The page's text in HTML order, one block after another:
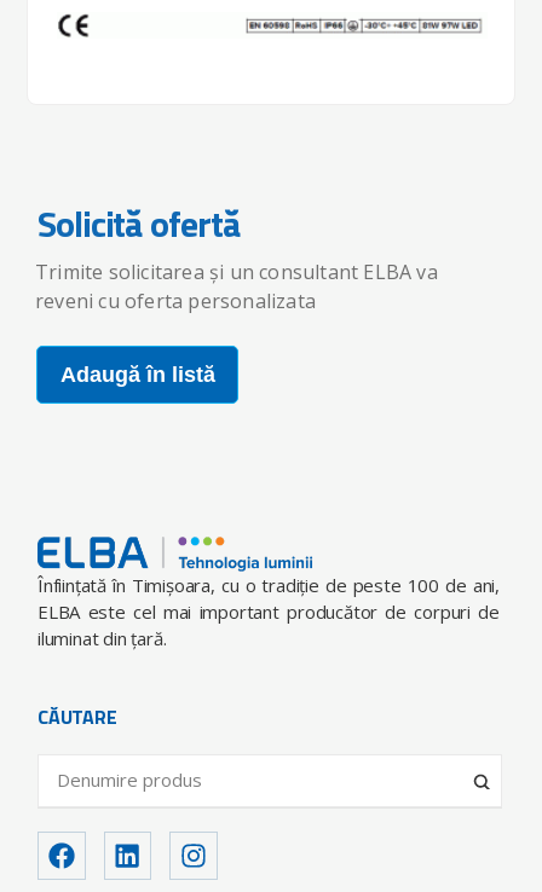
Solicită ofertă
Trimite solicitarea și un consultant ELBA va
reveni cu oferta personalizata
Adaugă în listă
Înfiinţată în Timişoara, cu o tradiţie de peste 100 de ani,
ELBA este cel mai important producător de corpuri de
iluminat din ţară.
CĂUTARE